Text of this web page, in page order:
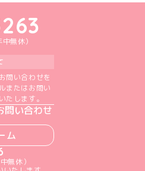
みんTikTok公式アカウント
りーみんX公式アカウント
いどりーみんInstagram公式アカウント
めいどりーみんFacebook公式アカウン
めいどりーみんYouTube公式アカ
無休）
問い合わせを
またはお問い
たします。
問い合わせ
ム
無休）